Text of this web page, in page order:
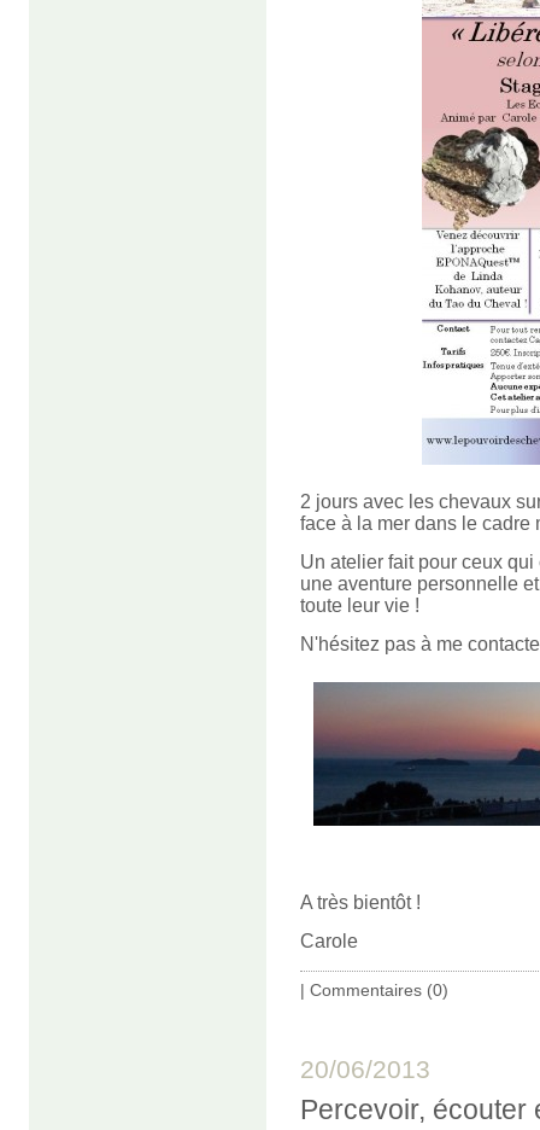
2 jours avec les chevaux
face à la mer dans le cadre
Un atelier fait pour ceux
une aventure personnelle
toute leur vie !
N'hésitez pas à me
A très bientôt !
Carole
| Commentaires (0)
20/06/2013
Percevoir, écouter